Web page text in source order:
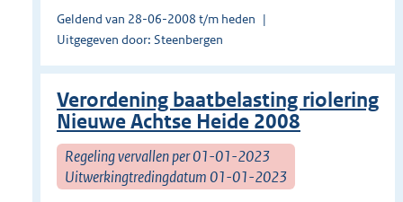
Geldend van 28-06-2008 t/m heden
Uitgegeven door: Steenbergen
Verordening baatbelasting riolering
Nieuwe Achtse Heide 2008
Regeling vervallen per 01-01-2023
Uitwerkingtredingdatum 01-01-2023